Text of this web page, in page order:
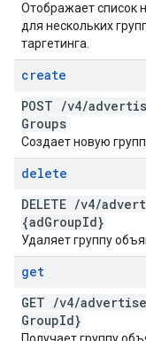
Отображает список
для нескольких
таргетинга.
create
POST /v4/
Groups
Создает новую
delete
DELETE /v4/
{adGroupId}
Удаляет группу
get
GET /v4/
GroupId}